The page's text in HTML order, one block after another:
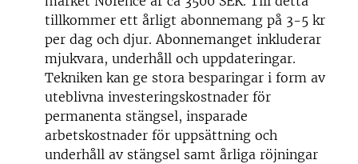
tillkommer ett årligt abonnemang på 3-5 kr
per dag och djur. Abonnemanget inkluderar
mjukvara, underhåll och uppdateringar.
Tekniken kan ge stora besparingar i form av
uteblivna investeringskostnader för
permanenta stängsel, insparade
arbetskostnader för uppsättning och
underhåll av stängsel samt årliga röjningar